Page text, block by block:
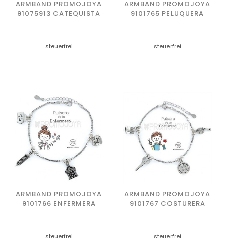
ARMBAND PROMOJOYA
91075913 CATEQUISTA
steuerfrei
ARMBAND PROMOJOYA
9101765 PELUQUERA
steuerfrei
ARMBAND PROMOJOYA
9101766 ENFERMERA
steuerfrei
ARMBAND PROMOJOYA
9101767 COSTURERA
steuerfrei